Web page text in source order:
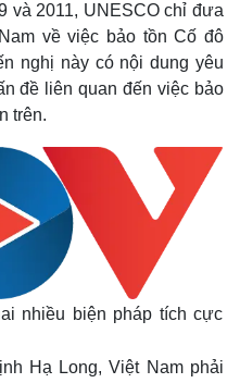
và 2011, UNESCO chỉ đưa
về việc bảo tồn Cố đô
nghị này có nội dung yêu
đề liên quan đến việc bảo
trên.
nhiều biện pháp tích cực
Hạ Long, Việt Nam phải